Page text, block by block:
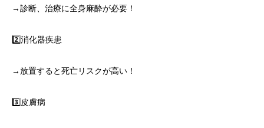
→診断、治療に全身麻酔が必要！
2️⃣消化器疾患
→放置すると死亡リスクが高い！
3️⃣皮膚病